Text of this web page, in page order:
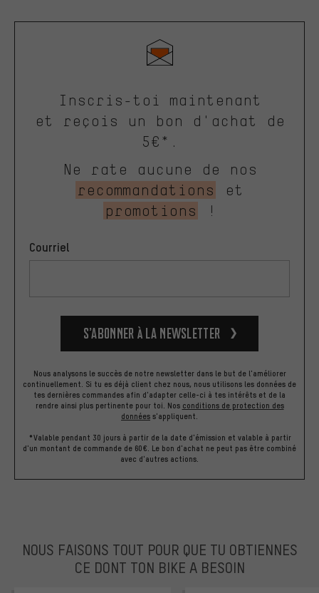
Inscris-toi maintenant
et reçois un bon d'achat de
5€*.
Ne rate aucune de nos
recommandations
et
promotions
!
Courriel
S’abonner à la newsletter
Nous analysons le succès de notre newsletter dans le but de l'améliorer
continuellement. Si tu es déjà client chez nous, nous utilisons les données de
tes dernières commandes afin d'adapter celle-ci à tes intérêts et de la
rendre ainsi plus pertinente pour toi. Nos conditions de protection des
données s'appliquent.
*Valable pendant 30 jours à partir de la date d'émission et valable à partir
d'un montant de commande de 60€. Le bon d'achat ne peut pas être combiné
avec d'autres actions.
NOUS FAISONS TOUT POUR QUE TU OBTIENNES
CE DONT TON BIKE A BESOIN